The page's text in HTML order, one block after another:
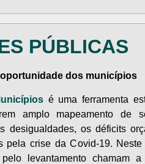
PÚBLICAS
dos municípios
é uma ferramenta
amplo mapeamento de
desigualdades, os déficits
pela crise da Covid-19.
pelo levantamento chamam